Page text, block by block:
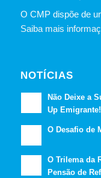
O CMP dispõe de
Saiba mais
NOTÍCIAS
Não Deixe a
Up Emigrante!
O Desafio de
O Trilema da
Pensão de